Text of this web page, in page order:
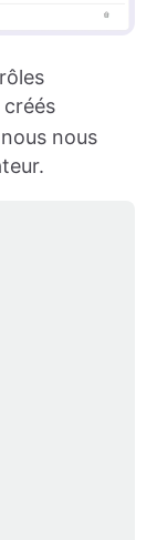
créés
nous